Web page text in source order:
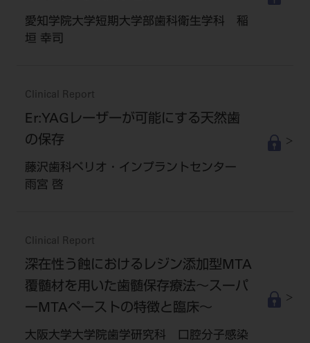
愛知学院大学短期大学部歯科衛生学科 稲
垣 幸司
Clinical Report
Er:YAGレーザーが可能にする天然歯
の保存
藤沢歯科ペリオ・インプラントセンター
雨宮 啓
Clinical Report
深在性う蝕におけるレジン添加型MTA
覆髄材を用いた歯髄保存療法～スーパ
ーMTAペーストの特徴と臨床～
大阪大学大学院歯学研究科 口腔分子感染